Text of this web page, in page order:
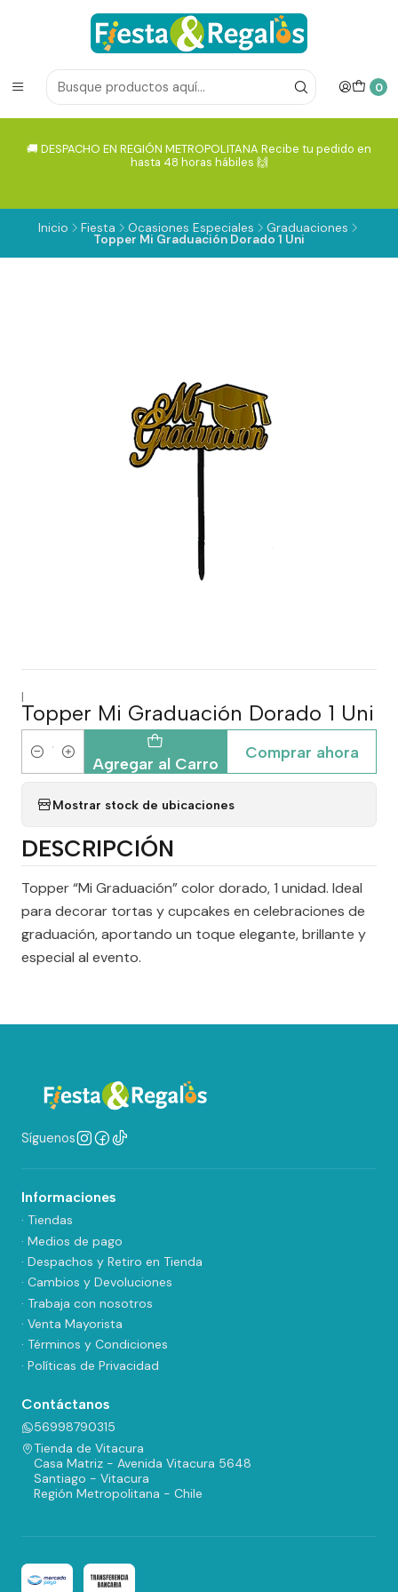
0
🚚 DESPACHO EN REGIÓN METROPOLITANA Recibe tu pedido en
hasta 48 horas hábiles 🙌
Inicio Fiesta Ocasiones Especiales Graduaciones
Topper Mi Graduación Dorado 1 Uni
|
Topper Mi Graduación Dorado 1 Uni
Cantidad Agregar al Carro
Comprar ahora
Mostrar stock de ubicaciones
DESCRIPCIÓN
Topper “Mi Graduación” color dorado, 1 unidad. Ideal
para decorar tortas y cupcakes en celebraciones de
graduación, aportando un toque elegante, brillante y
especial al evento.
Síguenos
Informaciones
· Tiendas
· Medios de pago
· Despachos y Retiro en Tienda
· Cambios y Devoluciones
· Trabaja con nosotros
· Venta Mayorista
· Términos y Condiciones
· Políticas de Privacidad
Contáctanos
56998790315
Tienda de Vitacura
Casa Matriz - Avenida Vitacura 5648
Santiago - Vitacura
Región Metropolitana - Chile